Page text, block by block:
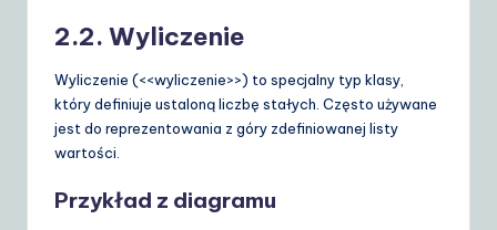
2.2. Wyliczenie
Wyliczenie (<<wyliczenie>>) to specjalny typ klasy,
który definiuje ustaloną liczbę stałych. Często używane
jest do reprezentowania z góry zdefiniowanej listy
wartości.
Przykład z diagramu